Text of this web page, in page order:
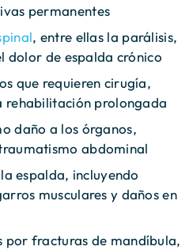
permanentes
, entre ellas la parálisis,
dolor de espalda crónico
que requieren cirugía,
rehabilitación prolongada
daño a los órganos,
abdominal
espalda, incluyendo
musculares y daños en
por fracturas de mandíbula,